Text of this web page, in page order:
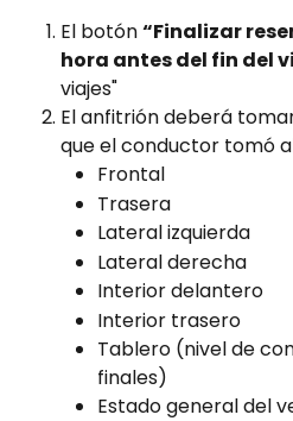
El botón “Finalizar
hora antes del fin del
viajes"
El anfitrión deberá
que el conductor tomó
Frontal
Trasera
Lateral izquierda
Lateral derecha
Interior delantero
Interior trasero
Tablero (nivel de
finales)
Estado general del